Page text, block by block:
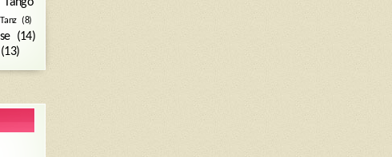
Tanz(8)
(14)
(13)